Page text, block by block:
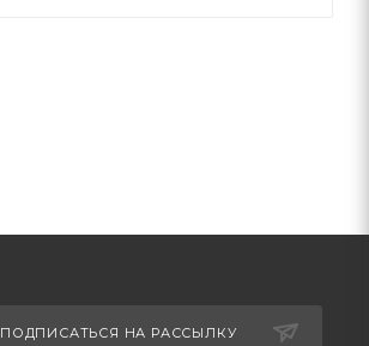
ПОДПИСАТЬСЯ НА РАССЫЛКУ